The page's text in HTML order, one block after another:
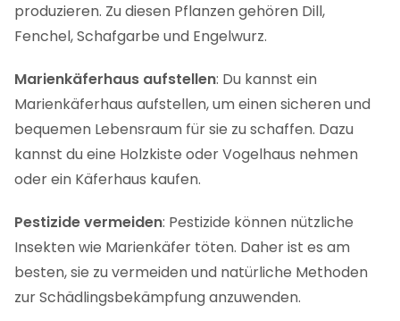
produzieren. Zu diesen Pflanzen gehören Dill,
Fenchel, Schafgarbe und Engelwurz.
Marienkäferhaus aufstellen: Du kannst ein
Marienkäferhaus aufstellen, um einen sicheren und
bequemen Lebensraum für sie zu schaffen. Dazu
kannst du eine Holzkiste oder Vogelhaus nehmen
oder ein Käferhaus kaufen.
Pestizide vermeiden: Pestizide können nützliche
Insekten wie Marienkäfer töten. Daher ist es am
besten, sie zu vermeiden und natürliche Methoden
zur Schädlingsbekämpfung anzuwenden.